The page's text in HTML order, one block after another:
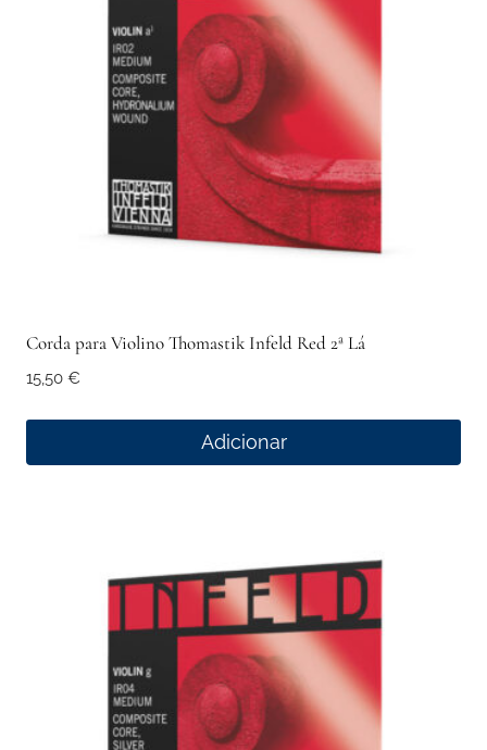
Corda para Violino Thomastik Infeld Red 2ª Lá
15,50 €
Adicionar